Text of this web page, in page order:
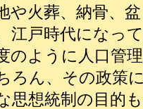
や火葬、納骨、
江戸時代になっ
のように人口管
ろん、その政策
思想統制の目的